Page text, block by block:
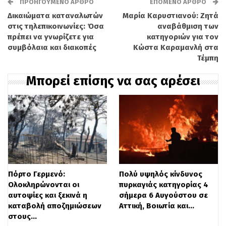
απόγευμα της Τρίτης. Η διοίκηση του
νοσοκομείου εξέφρασε τα ειλικρινή
συλλυπητήριά της στην οικογένεια της
προσπάθειες του ιατρικού και
νοσηλευτικού προσωπικού. Η εξέλιξη
αυτή έρχεται μόλις δύο ημέρες μετά τον
θάνατο της 17χρονης φίλης και
συμμαθήτριάς της, η οποία είχε επίσης
καταλήξει μετά το ίδιο τραγικό
περιστατικό.
Τα δύο κορίτσια είχαν εντοπιστεί στην
ταράτσα πολυκατοικίας επί της οδού
ΠΡΟΗΓΟΎΜΕΝΟ ΆΡΘΡΟ
Δικαιώματα καταναλωτών
στις τηλεπικοινωνίες: Όσα
πρέπει να γνωρίζετε για
συμβόλαια και διακοπές
ΕΠΌΜΕΝΟ ΆΡΘΡΟ
Μαρία Καρυστιανού: Ζητά
αναβάθμιση των
κατηγοριών για τον
Κώστα Καραμανλή στα
Τέμπη
Μπορεί επίσης να σας αρέσει
Πόρτο Γερμενό:
Ολοκληρώνονται οι
αυτοψίες και ξεκινά η
καταβολή αποζημιώσεων
στους…
Πολύ υψηλός κίνδυνος
πυρκαγιάς κατηγορίας 4
σήμερα 6 Αυγούστου σε
Αττική, Βοιωτία και…